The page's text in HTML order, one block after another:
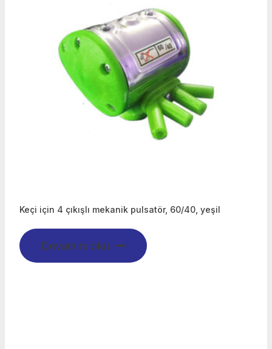
Keçi için 4 çıkışlı mekanik pulsatör, 60/40, yeşil
Devamını oku